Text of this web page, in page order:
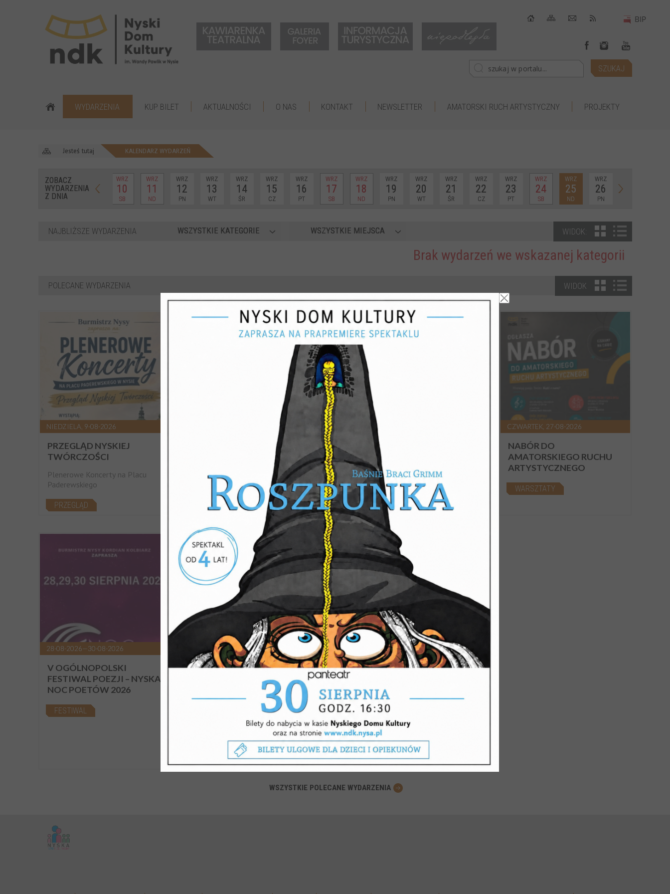
WYDARZENIA KUP BILET AKTUALNOŚCI O NAS KONTAKT NEWSLETTER AMATORSKI RUCH ARTYSTYCZNY PROJEKTY
Jesteś tutaj KALENDARZ WYDARZEŃ
ZOBACZ
WYDARZENIA
Z DNIA
WRZ
10
SB
WRZ
11
ND
WRZ
12
PN
WRZ
13
WT
WRZ
14
ŚR
WRZ
15
CZ
WRZ
16
PT
WRZ
17
SB
WRZ
18
ND
WRZ
19
PN
WRZ
20
WT
WRZ
21
ŚR
WRZ
22
CZ
WRZ
23
PT
WRZ
24
SB
WRZ
25
ND
WRZ
26
PN
NAJBLIŻSZE WYDARZENIA WIDOK:
WSZYSTKIE KATEGORIE WSZYSTKIE MIEJSCA
Brak wydarzeń we wskazanej kategorii
POLECANE WYDARZENIA WIDOK
NIEDZIELA, 9-08-2026
PRZEGLĄD NYSKIEJ
TWÓRCZOŚCI
Plenerowe Koncerty na Placu
Paderewskiego
PRZEGLĄD
PIĄTEK, 21-08-2026, 20:00
NOX MYSTERIORUM –
NOCNE ZWIEDZANIE NYSY
Odkryj sekrety miasta po zmroku!
SPACER
24-08-2026—26-08-2026
WAKACJE Z FOLKLOREM
PRZYGODA Z POLSKIM
TAŃCEM LUDOWYM
WARSZTATY
CZWARTEK, 27-08-2026
NABÓR DO
AMATORSKIEGO RUCHU
ARTYSTYCZNEGO
WARSZTATY
28-08-2026—30-08-2026
V OGÓLNOPOLSKI
FESTIWAL POEZJI – NYSKA
NOC POETÓW 2026
FESTIWAL
SOBOTA, 29-08-2026, 10:00
SPACER Z
PRZEWODNIKIEM
ŚLADAMI HABSBURGÓW
W 500. rocznicę bitwy pod
SPACER
Nyski Dom Kultury
WSZYSTKIE POLECANE WYDARZENIA